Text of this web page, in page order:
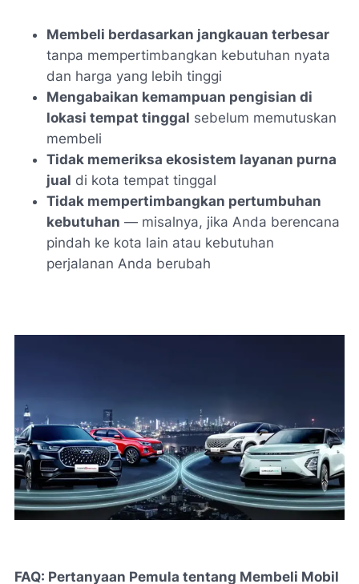
Membeli berdasarkan jangkauan terbesar
tanpa mempertimbangkan kebutuhan nyata
dan harga yang lebih tinggi
Mengabaikan kemampuan pengisian di
lokasi tempat tinggal sebelum memutuskan
membeli
Tidak memeriksa ekosistem layanan purna
jual di kota tempat tinggal
Tidak mempertimbangkan pertumbuhan
kebutuhan — misalnya, jika Anda berencana
pindah ke kota lain atau kebutuhan
perjalanan Anda berubah
FAQ: Pertanyaan Pemula tentang Membeli Mobil